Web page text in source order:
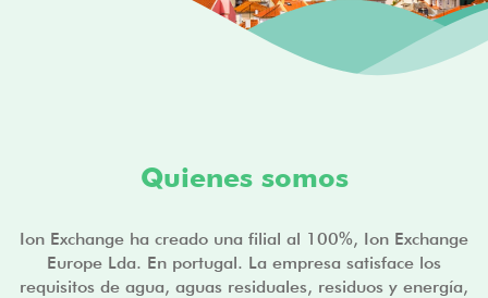
Quienes somos
Ion Exchange ha creado una filial al 100%, Ion Exchange
Europe Lda. En portugal. La empresa satisface los
requisitos de agua, aguas residuales, residuos y energía,